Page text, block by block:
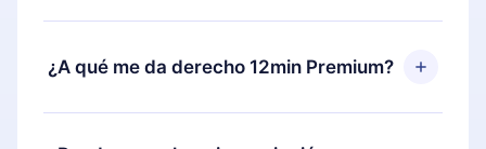
días posteriores a la compra y solicita el
pagaste, sin preguntas ni burocracia.
Sí, pero el cambio solo se aplicará a partir del
próximo período de facturación. Por ejemplo, si
decides cambiar tu suscripción mensual a anual,
¿A qué me da derecho 12min Premium?
12min Premium es un plan que te garantiza acceso